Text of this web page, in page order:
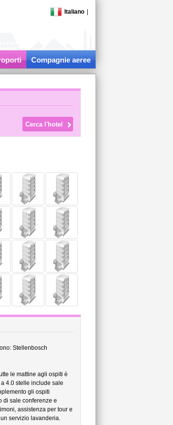
Italiano
Compagnie aeree
Stellenbosch
le mattine agli ospiti è
4.0 stelle include sale
gli ospiti
di sale conferenze e
assistenza per tour e
servizio lavanderia.